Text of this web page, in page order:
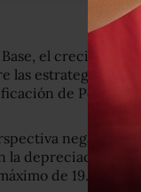
el
las estrategias de
de Pemex.
negativa
la depreciación del
de 19.34